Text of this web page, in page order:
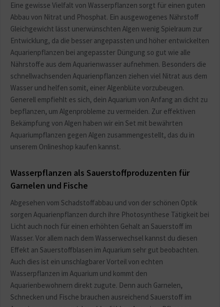
Eine gewisse Vielfalt von Wasserpflanzen sorgt für einen guten
Abbau von Nitrat und Phosphat. Ein ausgewogenes Nährstoff
Gleichgewicht lässt unerwünschten Algen wenig Spielraum zur
Entwicklung, da die besser angepassten und höher entwickelten
Aquarienpflanzen bei angepasster Düngung so gut wie alle
Nährstoffe aus dem Aquarienwasser aufnehmen. Besonders die
schnellwachsenden Aquarienpflanzen ziehen viel Nitrat aus dem
Wasser und helfen somit, einer Algenblüte vorzubeugen.
Generell empfiehlt es sich, dein Aquarium von Anfang an dicht zu
bepflanzen, um Algenprobleme zu vermeiden. Zur effektiven
Bekämpfung von Algen haben wir ein Set mit bewährten
Aquariumpflanzen gegen Algen zusammengestellt, das du in
unserem Onlineshop kaufen kannst.
Wasserpflanzen als Sauerstoffproduzenten für
Garnelen und Fische
Abgesehen vom Schadstoffabbau und von der schönen Optik
sorgen Aquarienpflanzen durch ihre Photosynthese Tätigkeit bei
Licht auch noch für einen erhöhten Gehalt an Sauerstoff im
Wasser. Vor allem nach dem Wasserwechsel kannst du diesen
Effekt an Sauerstoffblasen im Aquarium sehr gut beobachten.
Auch dies ist ein unschlagbarer Vorteil von echten
Wasserpflanzen im Aquarium und kommt den
Aquarienbewohnern direkt zugute. Denn auch Garnelen,
Schnecken und Fische brauchen ausreichend Sauerstoff im